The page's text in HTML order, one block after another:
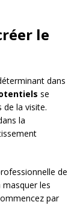
le
dans
se
la visite.
la
de
les
par